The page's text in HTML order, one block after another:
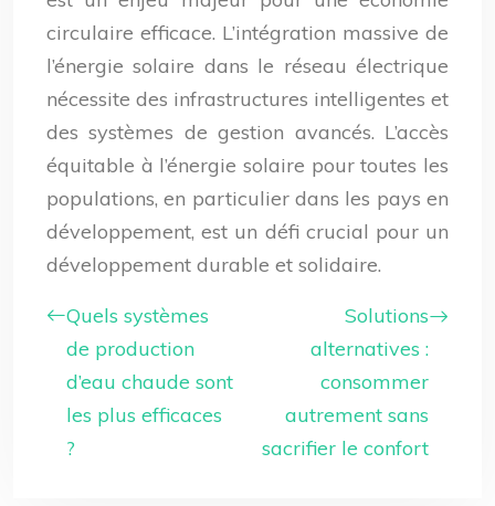
circulaire efficace. L’intégration massive de
l’énergie solaire dans le réseau électrique
nécessite des infrastructures intelligentes et
des systèmes de gestion avancés. L’accès
équitable à l’énergie solaire pour toutes les
populations, en particulier dans les pays en
développement, est un défi crucial pour un
développement durable et solidaire.
Quels systèmes
de production
d’eau chaude sont
les plus efficaces
?
Solutions
alternatives :
consommer
autrement sans
sacrifier le confort